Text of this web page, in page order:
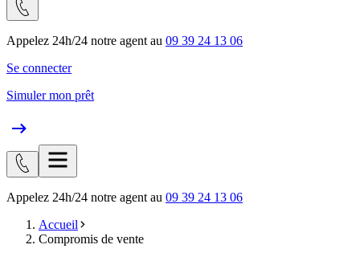
Appelez 24h/24 notre agent au 09 39 24 13 06
Se connecter
Simuler mon prêt
Appelez 24h/24 notre agent au 09 39 24 13 06
Accueil
Compromis de vente